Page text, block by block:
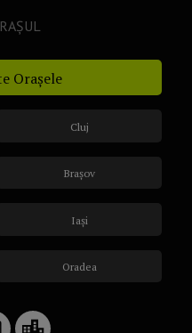
Orașele
Cluj
Brașov
Iași
Oradea